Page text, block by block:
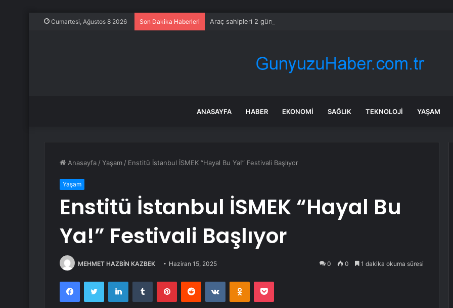
Cumartesi, Ağustos 8 2026 Son Dakika Haberleri Araç sahipleri 2 gün içinde o parayı ödemek zorunda
ANASAYFA HABER EKONOMI SAĞLIK TEKNOLOJI YAŞAM
Anasayfa /Yaşam / Enstitü İstanbul İSMEK “Hayal Bu Ya!” Festivali Başlıyor
Yaşam
Enstitü İstanbul İSMEK “Hayal Bu
Ya!” Festivali Başlıyor
MEHMET HAZBİN KAZBEK Haziran 15, 2025 0 0 1 dakika okuma süresi
FacebookTwitter LinkedInTumblr PinterestReddit VKontakteOdnoklassniki
Pocket